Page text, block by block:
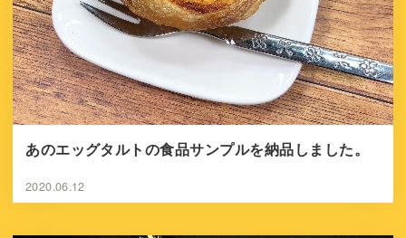
あのエッグタルトの食品サンプルを納品しました。
2020.06.12